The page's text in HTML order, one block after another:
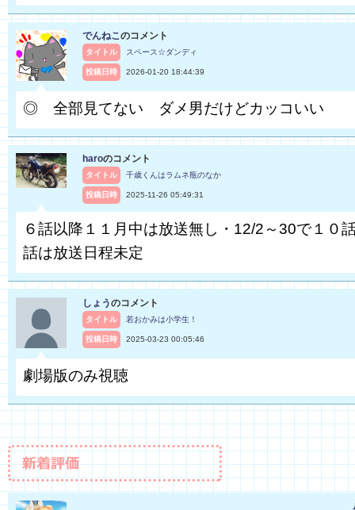
でんねこのコメント
タイトル スペース☆ダンディ
投稿日時 2026-01-20 18:44:39
◎ 全部見てない ダメ男だけどカッコいい
haroのコメント
タイトル 千歳くんはラムネ瓶のなか
投稿日時 2025-11-26 05:49:31
６話以降１１月中は放送無し・12/2～30で１０
話は放送日程未定
しょうのコメント
タイトル 若おかみは小学生！
投稿日時 2025-03-23 00:05:46
劇場版のみ視聴